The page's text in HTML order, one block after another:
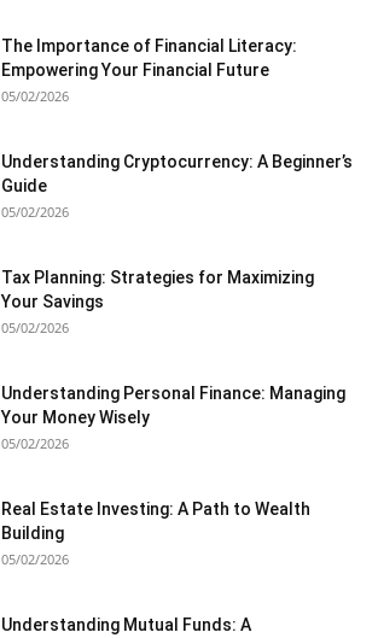
The Importance of Financial Literacy:
Empowering Your Financial Future
05/02/2026
Understanding Cryptocurrency: A Beginner’s
Guide
05/02/2026
Tax Planning: Strategies for Maximizing
Your Savings
05/02/2026
Understanding Personal Finance: Managing
Your Money Wisely
05/02/2026
Real Estate Investing: A Path to Wealth
Building
05/02/2026
Understanding Mutual Funds: A